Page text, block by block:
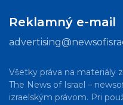
Reklamný e-mail
Všetky práva na materiály
The News of Israel –
izraelským právom. Pri